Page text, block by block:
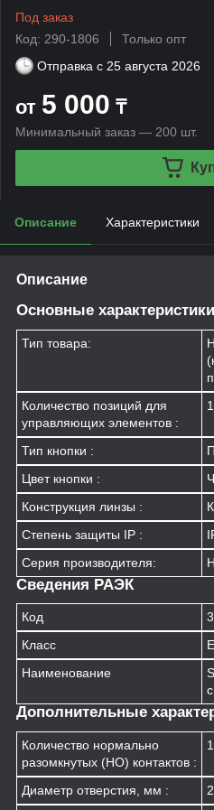
Под заказ
Код: 290-1806
Только опт
Отправка с 25 августа 2026
от 5 000 ₸
Минимальный заказ — 200 шт.
Описание Характеристики
Описание
Основные характеристики
Тип товара:
Количество позиций для
управляющих элементов :
1
Тип кнопки :
Цвет кнопки :
Конструкция линзы :
Степень защиты IP :
Серия производителя:
Сведения РАЭК
Код
Класс
Наименование
Дополнительные
Количество нормально
разомкнутых (НО) контактов :
1
Диаметр отверстия, мм :